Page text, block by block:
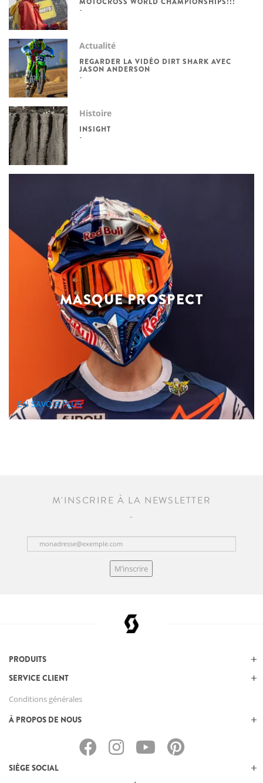
Actualité
REGARDER LA VIDÉO DIRT SHARK AVEC
JASON ANDERSON
Histoire
INSIGHT
MASQUE PROSPECT
EN SAVOIR PLUS
M'INSCRIRE À LA NEWSLETTER
M’inscrire
PRODUITS
SERVICE CLIENT
Conditions générales
À PROPOS DE NOUS
SIÈGE SOCIAL